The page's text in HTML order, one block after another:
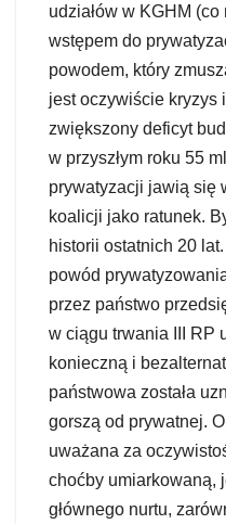
udziałów w KGHM
wstępem do
powodem, który
jest oczywiście kryzys
zwiększony deficyt
w przyszłym roku 55
prywatyzacji jawią się
koalicji jako ratunek.
historii ostatnich 20
powód
przez państwo
w ciągu trwania III RP
konieczną i
państwowa została
gorszą od prywatnej.
uważana za
choćby umiarkowaną,
głównego nurtu,